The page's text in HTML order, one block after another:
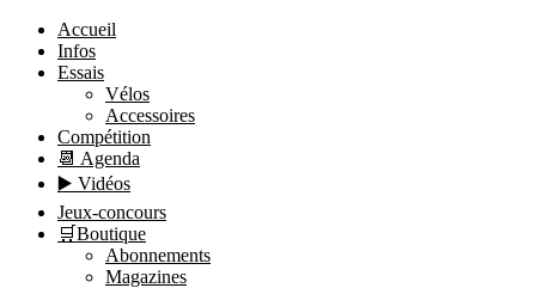
Accueil
Infos
Essais
Vélos
Accessoires
Compétition
📆 Agenda
▶️ Vidéos
Jeux-concours
🛒Boutique
Abonnements
Magazines